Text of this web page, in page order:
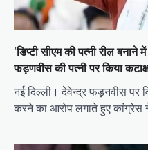
‘डिप्टी सीएम की पत्नी रील बनाने
फड़णवीस की पत्नी पर किया
नई दिल्ली। देवेन्द्र फड़नवीस पर
करने का आरोप लगाते हुए कांग्रेस